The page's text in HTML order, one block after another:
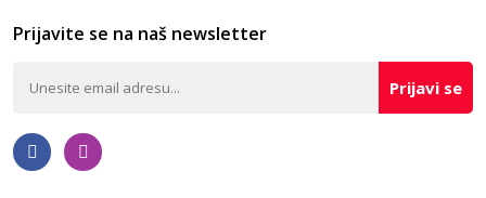
Prijavite se na naš newsletter
Prijavi se